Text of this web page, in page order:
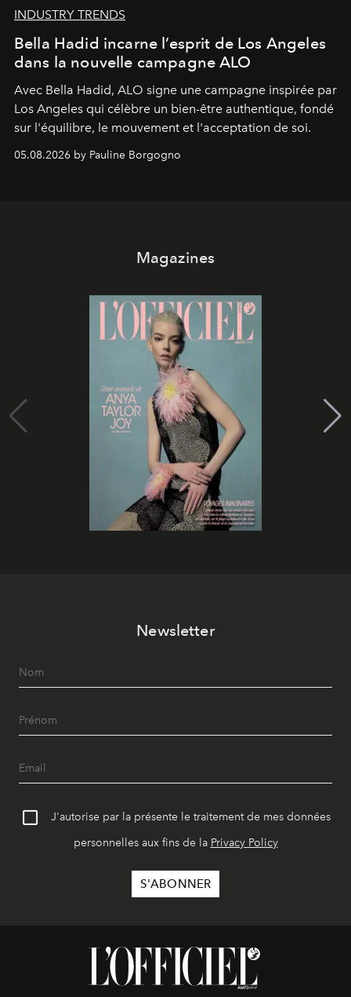
INDUSTRY TRENDS
Bella Hadid incarne l’esprit de Los Angeles
dans la nouvelle campagne ALO
Avec Bella Hadid, ALO signe une campagne inspirée par
Los Angeles qui célèbre un bien-être authentique, fondé
sur l'équilibre, le mouvement et l'acceptation de soi.
05.08.2026 by Pauline Borgogno
Magazines
Newsletter
J'autorise par la présente le traitement de mes données
personnelles aux fins de la Privacy Policy